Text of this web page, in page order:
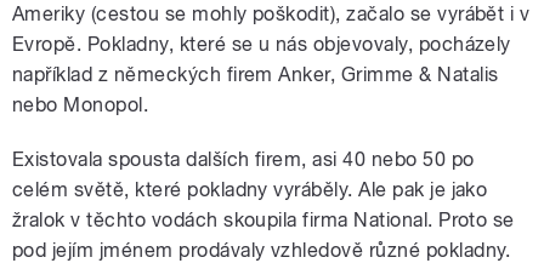
Ameriky (cestou se mohly poškodit), začalo se vyrábět i v
Evropě. Pokladny, které se u nás objevovaly, pocházely
například z německých firem Anker, Grimme & Natalis
nebo Monopol.
Existovala spousta dalších firem, asi 40 nebo 50 po
celém světě, které pokladny vyráběly. Ale pak je jako
žralok v těchto vodách skoupila firma National. Proto se
pod jejím jménem prodávaly vzhledově různé pokladny.